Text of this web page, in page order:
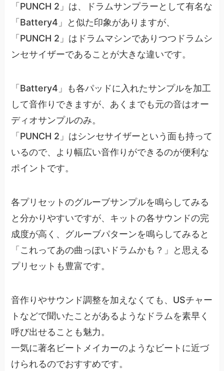
「PUNCH 2」は、ドラムサンプラーとして有名な
「Battery4」と似た印象がありますが、
「PUNCH 2」はドラムマシンでありつつドラムシ
ンセサイザーであることが大きな違いです。
「Battery4」も各パッドに入れたサンプルを加工
して音作りできますが、あくまでも元の音はオー
ディオサンプルのみ。
「PUNCH 2」はシンセサイザーという面も持って
いるので、より幅広い音作りができるのが便利な
ポイントです。
各プリセットのグルーブサンプルを鳴らしてみる
と分かりやすいですが、キットの各サウンドの完
成度が高く、グルーブパターンを鳴らしてみると
「これってあの曲っぽいドラムかも？」と思える
プリセットも豊富です。
音作りやサウンド調整を加えなくても、USチャー
トなどで聞いたことがあるようなドラムを素早く
呼び出せることも魅力。
一気に著名ビートメイカーのようなビートに近づ
けられるのでおすすめです。